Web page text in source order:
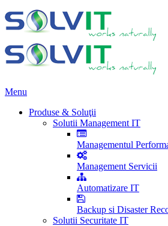
Menu
Produse & Soluţii
Solutii Management IT
Managementul
Management Servicii
Automatizare IT
Backup si Disaster
Solutii Securitate IT